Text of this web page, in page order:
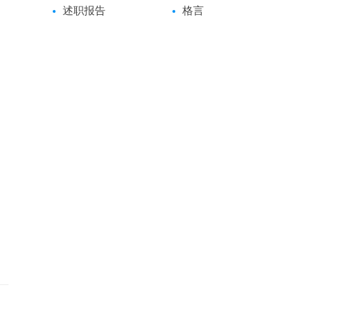
述职报告 格言